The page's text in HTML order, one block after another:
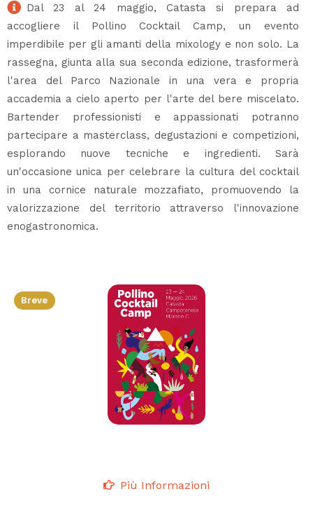
Dal 23 al 24 maggio, Catasta si prepara ad
accogliere il Pollino Cocktail Camp, un evento
imperdibile per gli amanti della mixology e non solo. La
rassegna, giunta alla sua seconda edizione, trasformerà
l'area del Parco Nazionale in una vera e propria
accademia a cielo aperto per l'arte del bere miscelato.
Bartender professionisti e appassionati potranno
partecipare a masterclass, degustazioni e competizioni,
esplorando nuove tecniche e ingredienti. Sarà
un'occasione unica per celebrare la cultura del cocktail
in una cornice naturale mozzafiato, promuovendo la
valorizzazione del territorio attraverso l'innovazione
enogastronomica.
Breve
Più Informazioni